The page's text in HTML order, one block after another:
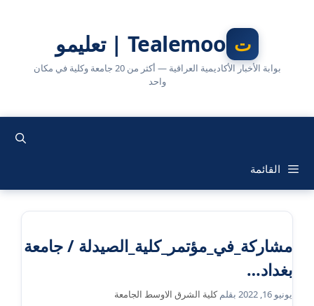
Tealemoo | تعليمو
بوابة الأخبار الأكاديمية العراقية — أكثر من 20 جامعة وكلية في مكان
واحد
القائمة
مشاركة_في_مؤتمر_كلية_الصيدلة / جامعة
بغداد…
يونيو 16, 2022 بقلمكلية الشرق الاوسط الجامعة